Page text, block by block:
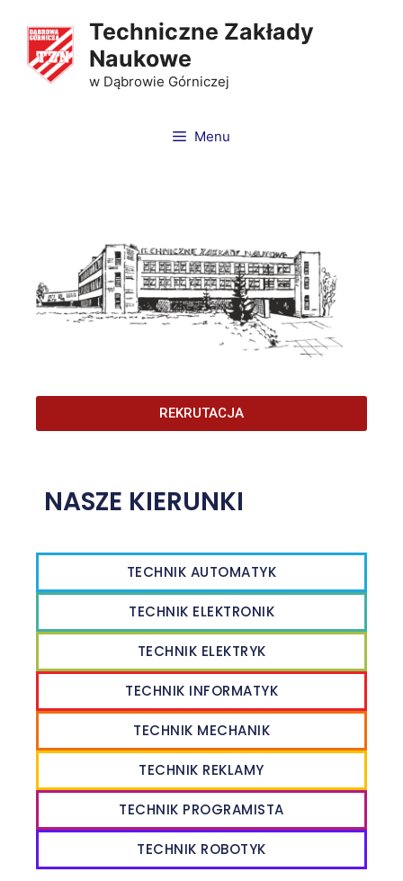
Techniczne Zakłady
Naukowe
w Dąbrowie Górniczej
Menu
REKRUTACJA
NASZE KIERUNKI
TECHNIK AUTOMATYK
TECHNIK ELEKTRONIK
TECHNIK ELEKTRYK
TECHNIK INFORMATYK
TECHNIK MECHANIK
TECHNIK REKLAMY
TECHNIK PROGRAMISTA
TECHNIK ROBOTYK